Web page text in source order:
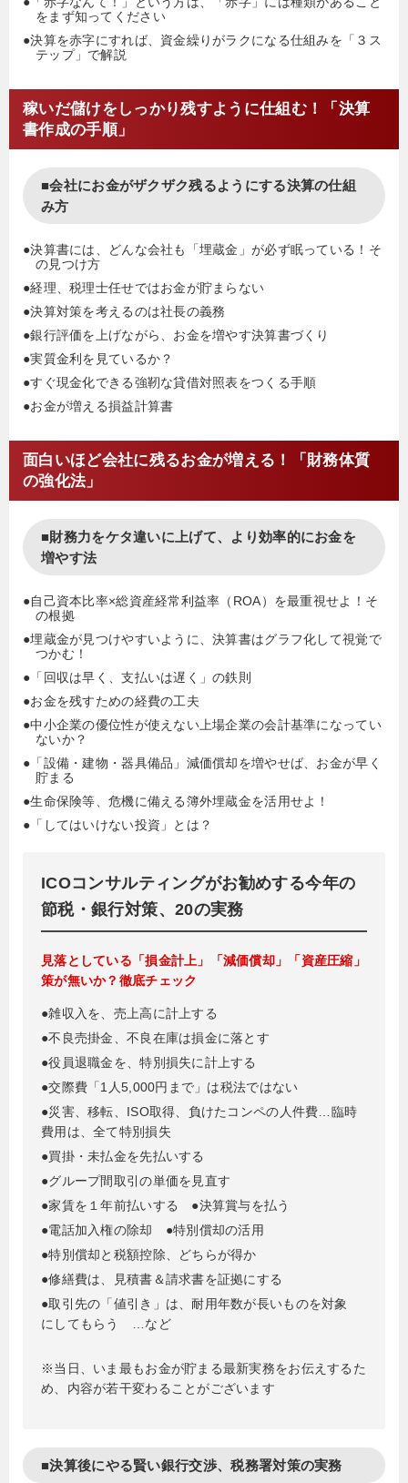
をまず知ってください
●決算を赤字にすれば、資金繰りがラクになる仕組みを「３ス
テップ」で解説
稼いだ儲けをしっかり残すように仕組む！「決算
書作成の手順」
■会社にお金がザクザク残るようにする決算の仕組
み方
●決算書には、どんな会社も「埋蔵金」が必ず眠っている！そ
の見つけ方
●経理、税理士任せではお金が貯まらない
●決算対策を考えるのは社長の義務
●銀行評価を上げながら、お金を増やす決算書づくり
●実質金利を見ているか？
●すぐ現金化できる強靭な貸借対照表をつくる手順
●お金が増える損益計算書
面白いほど会社に残るお金が増える！「財務体質
の強化法」
■財務力をケタ違いに上げて、より効率的にお金を
増やす法
●自己資本比率×総資産経常利益率（ROA）を最重視せよ！そ
の根拠
●埋蔵金が見つけやすいように、決算書はグラフ化して視覚で
つかむ！
●「回収は早く、支払いは遅く」の鉄則
●お金を残すための経費の工夫
●中小企業の優位性が使えない上場企業の会計基準になってい
ないか？
●「設備・建物・器具備品」減価償却を増やせば、お金が早く
貯まる
●生命保険等、危機に備える簿外埋蔵金を活用せよ！
●「してはいけない投資」とは？
ICOコンサルティングがお勧めする今年の
節税・銀行対策、20の実務
見落としている「損金計上」「減価償却」「資産圧縮」
策が無いか？徹底チェック
●雑収入を、売上高に計上する
●不良売掛金、不良在庫は損金に落とす
●役員退職金を、特別損失に計上する
●交際費「1人5,000円まで」は税法ではない
●災害、移転、ISO取得、負けたコンペの人件費…臨時
費用は、全て特別損失
●買掛・未払金を先払いする
●グループ間取引の単価を見直す
●家賃を１年前払いする
●決算賞与を払う
●電話加入権の除却
●特別償却の活用
●特別償却と税額控除、どちらが得か
●修繕費は、見積書＆請求書を証拠にする
●取引先の「値引き」は、耐用年数が長いものを対象
にしてもらう …など
※当日、いま最もお金が貯まる最新実務をお伝えするた
め、内容が若干変わることがございます
■決算後にやる賢い銀行交渉、税務署対策の実務